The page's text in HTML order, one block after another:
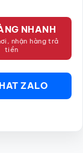
NHANH
nhận hàng trả
tiền
ZALO